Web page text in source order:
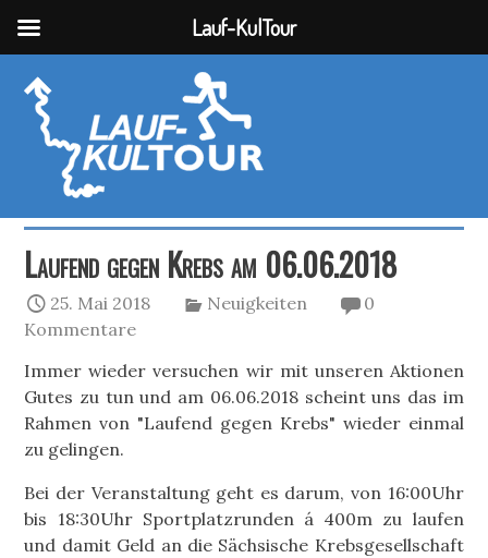
Laufend gegen Krebs am 06.06.2018
25. Mai 2018 Neuigkeiten
0
Kommentare
Immer wieder versuchen wir mit unseren Aktionen
Gutes zu tun und am 06.06.2018 scheint uns das im
Rahmen von "Laufend gegen Krebs" wieder einmal
zu gelingen.
Bei der Veranstaltung geht es darum, von 16:00Uhr
bis 18:30Uhr Sportplatzrunden á 400m zu laufen
und damit Geld an die Sächsische Krebsgesellschaft
Lauf-KulTour